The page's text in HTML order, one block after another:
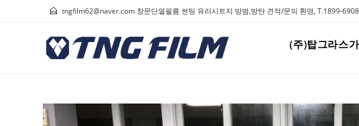
tngfilm62@naver.com 창문단열필름 썬팅 유리시트지 방범,방탄 견적/문의 환영, T.1899-6908
(주)탑그라스